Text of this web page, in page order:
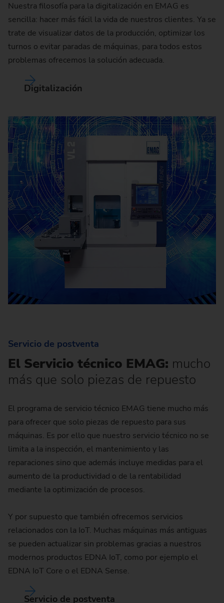
Nuestra filosofía para la digitalización en EMAG es
sencilla: hacer más fácil la vida de nuestros clientes. Ya se
trate de visualizar datos de la producción, optimizar los
turnos o evitar paradas de máquinas, para todos estos
problemas ofrecemos la solución adecuada.
Digitalización
Servicio de postventa
El Servicio técnico EMAG: mucho
más que solo piezas de repuesto
El programa de servicio técnico EMAG tiene mucho más
para ofrecer que solo piezas de repuesto para sus
máquinas. Es por ello que nuestro servicio técnico no se
limita a la inspección, el mantenimiento y las
reparaciones sino que además incluye medidas para el
aumento de la productividad o de la rentabilidad
mediante la optimización de procesos.
Y por supuesto que también ofrecemos servicios
relacionados con la IoT. Muchas máquinas más antiguas
se pueden actualizar sin problemas gracias a nuestros
modernos productos EDNA IoT, como por ejemplo el
EDNA IoT Core o el EDNA Sense.
Servicio de postventa